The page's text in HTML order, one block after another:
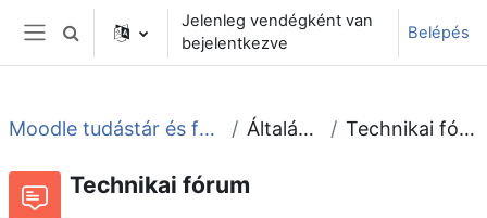
Tovább a fő tartalomhoz
Oldalpanel
Keresési bemeneti adatok váltása
Jelenleg vendégként van
bejelentkezve
Belépés
Moodle tudástár és fórum Általános Technikai fórum
Technikai fórum